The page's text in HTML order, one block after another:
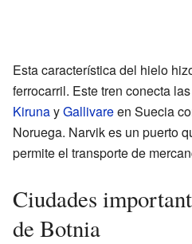
Esta característica del hielo
ferrocarril. Este tren conecta
KirunayGallivareen Suecia
Noruega. Narvik es un puerto
permite el transporte de
Ciudades
de Botnia